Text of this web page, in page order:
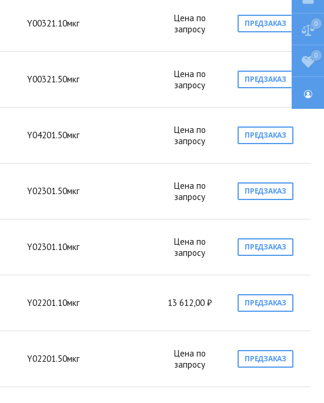
Y00321.10мкг
Цена по
запросу
ПРЕДЗАКАЗ
Y00321.50мкг
Цена по
запросу
ПРЕДЗАКАЗ
Y04201.50мкг
Цена по
запросу
ПРЕДЗАКАЗ
Y02301.50мкг
Цена по
запросу
ПРЕДЗАКАЗ
Y02301.10мкг
Цена по
запросу
ПРЕДЗАКАЗ
Y02201.10мкг 13 612,00 ₽ ПРЕДЗАКАЗ
Y02201.50мкг
Цена по
запросу
ПРЕДЗАКАЗ
0
0